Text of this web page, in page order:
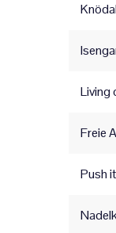
Living
Freie
Push